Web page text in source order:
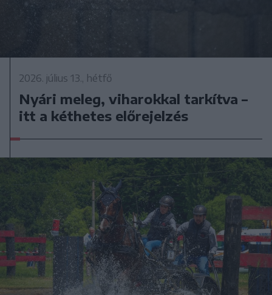
2026. július 13., hétfő
Nyári meleg, viharokkal tarkítva –
itt a kéthetes előrejelzés